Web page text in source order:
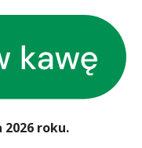
2026 roku.